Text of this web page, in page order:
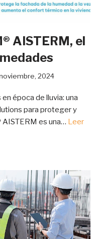
AISTERM, el
2024
época de lluvia: una
para proteger y
es una… Leer